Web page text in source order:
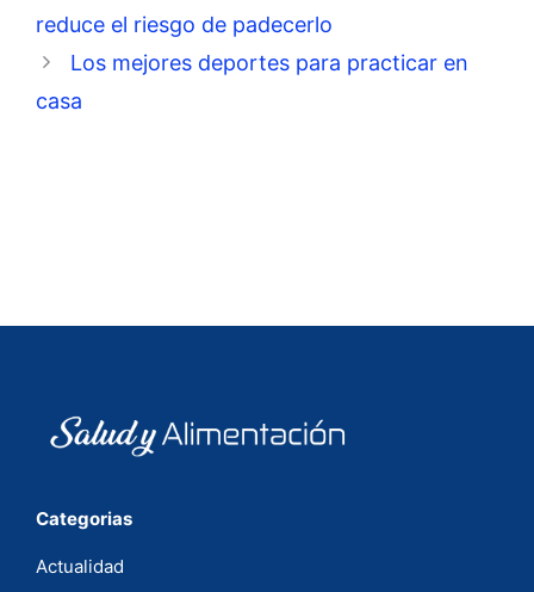
reduce el riesgo de padecerlo
Los mejores deportes para practicar en
casa
Categorias
Actualidad